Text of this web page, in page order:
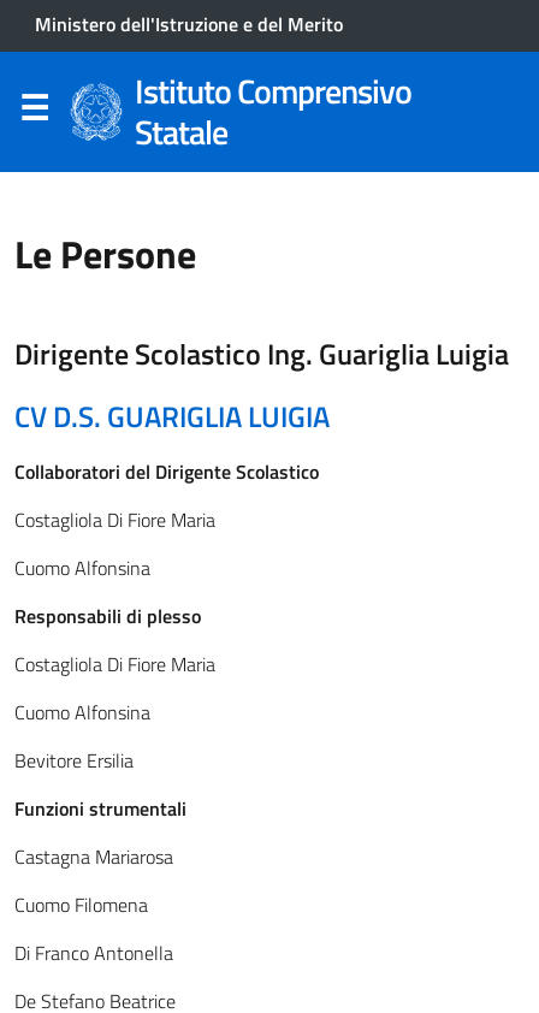
Ministero dell'Istruzione e del Merito
Istituto Comprensivo
Statale
Le Persone
Dirigente Scolastico Ing. Guariglia Luigia
CV D.S. GUARIGLIA LUIGIA
Collaboratori del Dirigente Scolastico
Costagliola Di Fiore Maria
Cuomo Alfonsina
Responsabili di plesso
Costagliola Di Fiore Maria
Cuomo Alfonsina
Bevitore Ersilia
Funzioni strumentali
Castagna Mariarosa
Cuomo Filomena
Di Franco Antonella
De Stefano Beatrice